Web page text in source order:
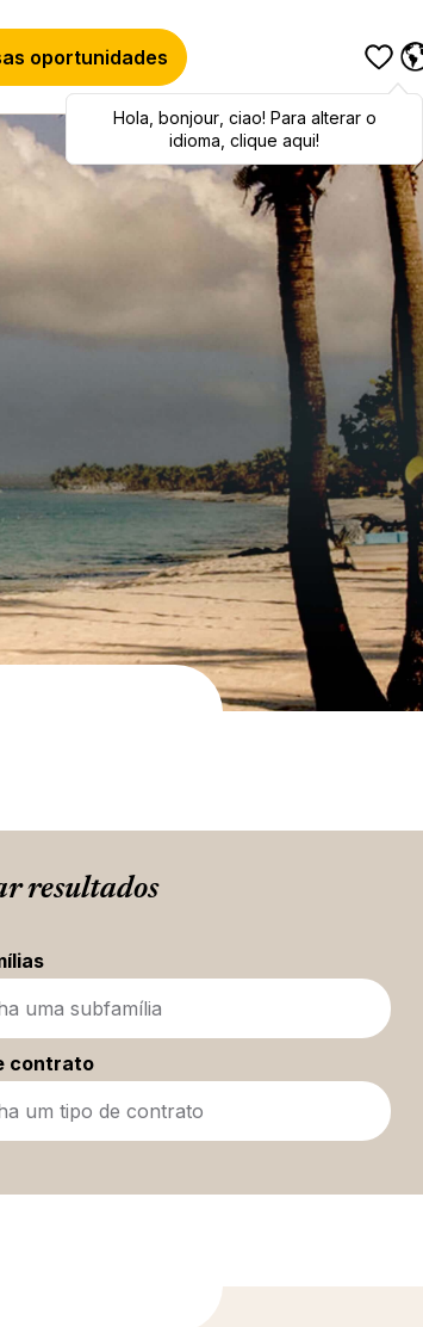
oportunidades
Hola,bonjour,ciao! To switch
languages, click here!
Hola bonjour, ciao! Para alterar o
idioma, clique aqui!
resultados
uma subfamília
contrato
um tipo de contrato